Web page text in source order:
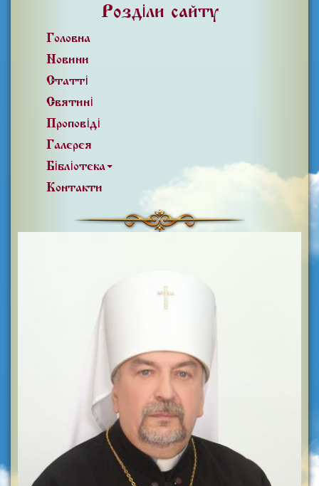
Розділи сайту
Головна
Новини
Статті
Святині
Проповіді
Галерея
Бібліотека
Контакти